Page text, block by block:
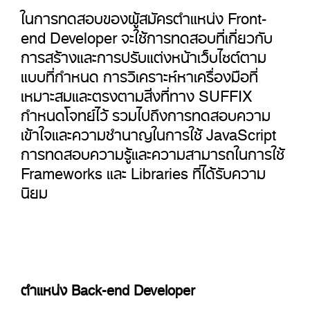
ในการทดสอบของผู้สมัครตำแหน่ง Front-
end Developer จะใช้การทดสอบที่เกี่ยวกับ
การสร้างและการปรับแต่งหน้าเว็บไซต์ตาม
แบบที่กำหนด การวิเคราะห์หาเครื่องมือที่
เหมาะสมและตรงตามสิ่งที่ทาง SUFFIX
กำหนดโจทย์ไว้ รวมไปถึงการทดสอบความ
เข้าใจและความชำนาญในการใช้ JavaScript
การทดสอบความรู้และความสามารถในการใช้
Frameworks และ Libraries ที่ได้รับความ
นิยม
ตำแหน่ง Back-end Developer